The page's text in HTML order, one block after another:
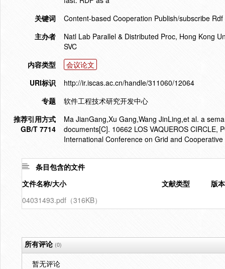
关键词
Content-based Cooperation Publish/subscribe Rdf
主办者
Natl Lab Parallel & Distributed Proc, Hong Kong
SVC
内容类型
会议论文
URI标识
http://ir.iscas.ac.cn/handle/311060/12064
专题
软件工程技术研究开发中心
推荐引用方式
GB/T 7714
Ma JianGang,Xu Gang,Wang JinLing,et al. a
documents[C]. 10662 LOS VAQUEROS CIRCLE,
International Conference on Grid and
条目包含的文件
文件名称/大小
文献类型
版
04031493.pdf（316KB）
所有评论(0)
暂无评论